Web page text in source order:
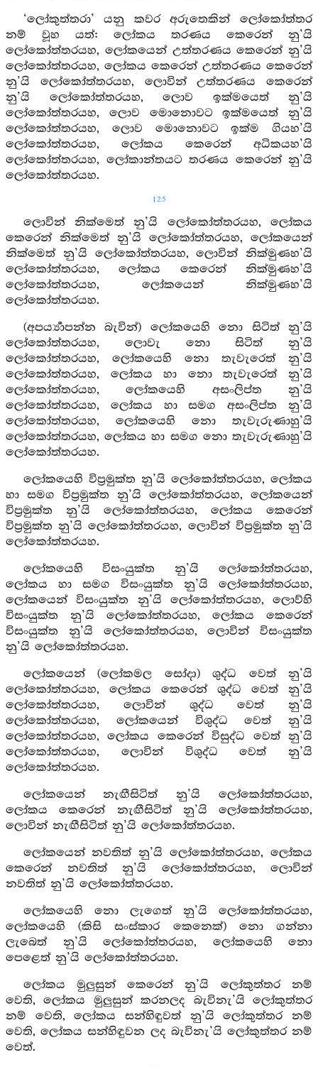
‘ලෝකුත්තරා’ යනු කවර අරුතෙකින් ලෝකෝත්තර
නම් වූහ යත්: ලෝකය තරණය කෙරෙන් නු’යි
ලෝකෝත්තරයහ, ලෝකයෙන් උත්තරණය කෙරෙන් නු’යි
ලෝකෝත්තරයහ, ලෝකය කෙරෙන් උත්තරණය කෙරෙන්
නු’යි ලෝකෝත්තරයහ, ලොවින් උත්තරණය කෙරෙන්
නු’යි ලෝකෝත්තරයහ, ලොව ඉක්මයෙත් නු’යි
ලෝකෝත්තරයහ, ලොව මොනොවට ඉක්මයෙත් නු’යි
ලෝකෝත්තරයහ, ලොව මොනොවට ඉක්ම ගියහ’යි
ලෝකෝත්තරයහ, ලෝකය කෙරෙන් අධිකයහ’යි
ලෝකෝත්තරයහ, ලෝකාන්තයට තරණය කෙරෙන් නු’යි
ලෝකෝත්තරයහ.
125
ලොවින් නික්මෙත් නු’යි ලෝකෝත්තරයහ, ලෝකය
කෙරෙන් නික්මෙත් නු’යි ලෝකෝත්තරයහ, ලෝකයෙන්
නික්මෙත් නු’යි ලෝකෝත්තරයහ, ලොවින් නික්මුණහ’යි
ලෝකෝත්තරයහ, ලෝකය කෙරෙන් නික්මුණහ’යි
ලෝකෝත්තරයහ, ලෝකයෙන් නික්මුණහ’යි
ලෝකෝත්තරයහ.
(අපර්‍ය්‍යාපන්න බැවින්) ලෝකයෙහි නො සිටිත් නු’යි
ලෝකෝත්තරයහ, ලොවැ නො සිටිත් නු’යි
ලෝකෝත්තරයහ, ලෝකයෙහි නො තැවැරෙත් නු’යි
ලෝකෝත්තරයහ, ලෝකය හා නො තැවැරෙත් නු’යි
ලෝකෝත්තරයහ, ලෝකයෙහි අසංලිප්ත නු’යි
ලෝකෝත්තරයහ, ලෝකය හා සමග අසංලිප්ත නු’යි
ලෝකෝත්තරයහ, ලෝකයෙහි නො තැවැරුණාහු’යි
ලෝකෝත්තරයහ, ලෝකය හා සමග නො තැවැරුණාහු’යි
ලෝකෝත්තරයහ.
ලෝකයෙහි විප්‍රමුක්ත නු’යි ලෝකෝත්තරයහ, ලෝකය
හා සමග විප්‍රමුක්ත නු’යි ලෝකෝත්තරයහ, ලෝකයෙන්
විප්‍රමුක්ත නු’යි ලෝකෝත්තරයහ, ලෝකය කෙරෙන්
විප්‍රමුක්ත නු’යි ලෝකෝත්තරයහ, ලොවින් විප්‍රමුක්ත නු’යි
ලෝකෝත්තරයහ.
ලෝකයෙහි විසංයුක්ත නු’යි ලෝකෝත්තරයහ,
ලෝකය හා සමග විසංයුක්ත නු’යි ලෝකෝත්තරයහ,
ලෝකයෙන් විසංයුක්ත නු’යි ලෝකෝත්තරයහ, ලොව්හි
විසංයුක්ත නු’යි ලෝකෝත්තරයහ, ලෝකය කෙරෙන්
විසංයුක්ත නු’යි ලෝකෝත්තරයහ, ලොවින් විසංයුක්ත
නු’යි ලෝකෝත්තරයහ.
ලෝකයෙන් (ලෝකමල සෝදා) ශුද්ධ වෙත් නු’යි
ලෝකෝත්තරයහ, ලෝකය කෙරෙන් ශුද්ධ වෙත් නු’යි
ලෝකෝත්තරයහ, ලොවින් ශුද්ධ වෙත් නු’යි
ලෝකෝත්තරයහ, ලෝකයෙන් විශුද්ධ වෙත් නු’යි
ලෝකෝත්තරයහ, ලෝකය කෙරෙන් විසුද්ධ වෙත් නු’යි
ලෝකෝත්තරයහ, ලොවින් විශුද්ධ වෙත් නු’යි
ලෝකෝත්තරයහ.
ලෝකයෙන් නැඟීසිටිත් නු’යි ලෝකෝත්තරයහ,
ලෝකය කෙරෙන් නැඟීසිටිත් නු’යි ලෝකෝත්තරයහ,
ලොවින් නැඟීසිටිත් නු’යි ලෝකෝත්තරයහ.
ලෝකයෙන් නවතිත් නු’යි ලෝකෝත්තරයහ, ලෝකය
කෙරෙන් නවතිත් නු’යි ලෝකෝත්තරයහ, ලොවින්
නවතිත් නු’යි ලෝකෝත්තරයහ.
ලෝකයෙහි නො ලැගෙත් නු’යි ලෝකෝත්තරයහ,
ලෝකයෙහි (කිසි සංස්කාර කෙනෙක්) නො ගන්නා
ලැබෙත් නු’යි ලෝකෝත්තරයහ, ලෝකයෙහි නො
පෙළෙත් නු’යි ලෝකෝත්තරයහ.
ලෝකය මුලුසුන් කෙරෙන් නු’යි ලෝකුත්තර නම්
වෙති, ලෝකය මුලුසුන් කරනලද බැවිනැ’යි ලෝකුත්තර
නම් වෙති, ලෝකය සන්හිඳුවත් නු’යි ලෝකුත්තර නම්
වෙති, ලෝකය සන්හිඳුවන ලද බැවිනැ’යි ලෝකුත්තර නම්
වෙත්.